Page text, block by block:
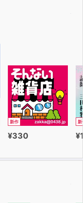
実践の書です。
をお金に変える源
ビジネスEQを高
越えるには？
答えを教えてくれ
生き方を自分で選
新作
¥330
新